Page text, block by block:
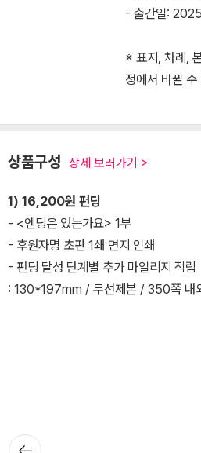
- 출간일:
※ 표지, 차례,
정에서 바뀔 수
상품구성 상세 보러가기 >
1) 16,200원 펀딩
- <엔딩은 있는가요> 1부
- 후원자명 초판 1쇄 면지 인쇄
- 펀딩 달성 단계별 추가 마일리지 적립
: 130*197mm / 무선제본 / 350쪽 내